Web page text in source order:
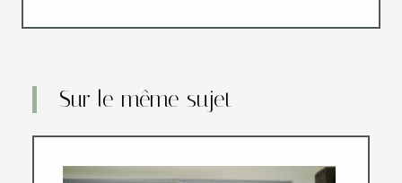
Sur le même sujet